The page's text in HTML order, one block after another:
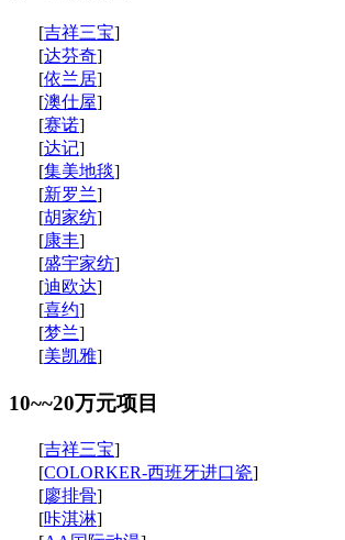
[吉祥三宝]
[达芬奇]
[依兰居]
[澳仕屋]
[赛诺]
[达记]
[集美地毯]
[新罗兰]
[胡家纺]
[康丰]
[盛宇家纺]
[迪欧达]
[喜约]
[梦兰]
[美凯雅]
10~~20万元项目
[吉祥三宝]
[COLORKER-西班牙进口瓷]
[廖排骨]
[咔淇淋]